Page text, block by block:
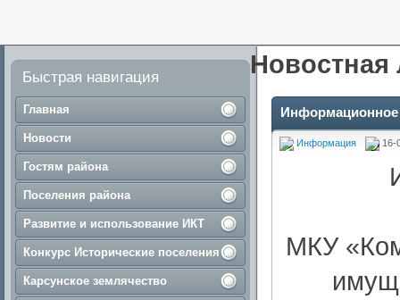
Быстрая навигация
Главная
Новости
Гостям района
Поселения района
Развитие и использование ИКТ
Конкурс Исторические поселения
Карсунское землячество
Новостная
Информация 16-
МКУ